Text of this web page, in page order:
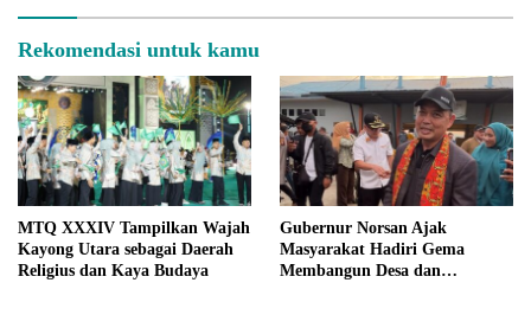
Rekomendasi untuk kamu
MTQ XXXIV Tampilkan Wajah
Kayong Utara sebagai Daerah
Religius dan Kaya Budaya
Gubernur Norsan Ajak
Masyarakat Hadiri Gema
Membangun Desa dan